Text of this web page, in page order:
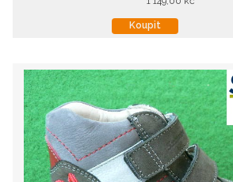
Koupit